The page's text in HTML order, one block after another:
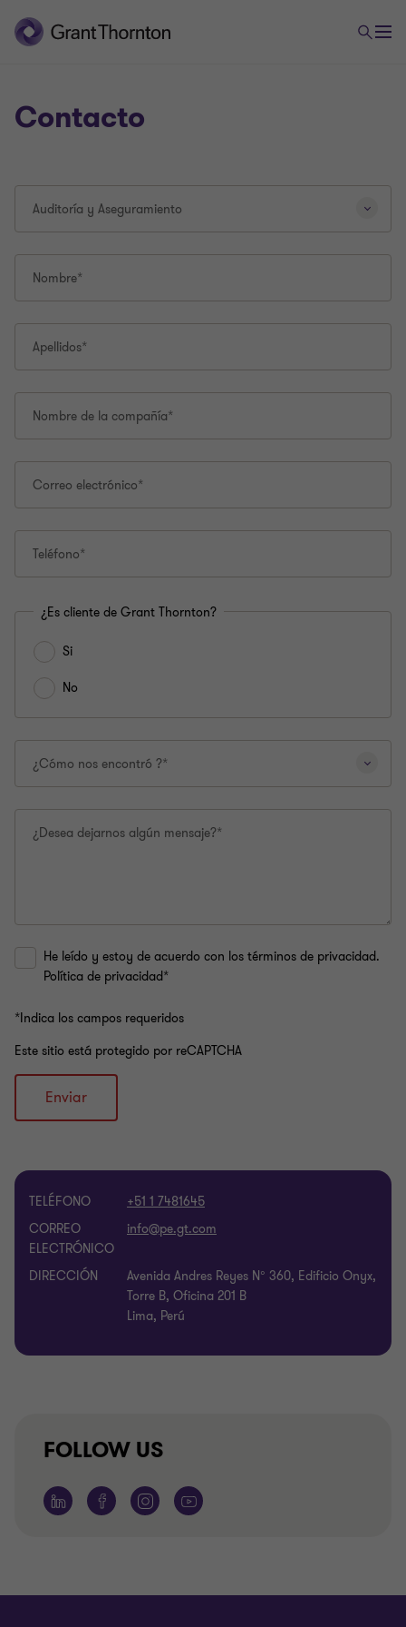
Contacto
seleccionar
un
tipo
volverá
a
cargar
esta
página.
Auditoría y Aseguramiento
Nombre*
Apellidos*
Nombre de la compañía*
Correo electrónico*
Teléfono*
¿Es cliente de Grant Thornton?
Si
No
¿Cómo nos encontró ?*
¿Desea dejarnos algún mensaje?*
He leído y estoy de acuerdo con los términos de privacidad.
Política de privacidad*
*Indica los campos requeridos
Este sitio está protegido por reCAPTCHA
Enviar
TELÉFONO
+51 1 7481645
CORREO
ELECTRÓNICO
DIRECCIÓN
Avenida Andres Reyes N° 360, Edificio Onyx,
Torre B, Oficina 201 B
Lima, Perú
FOLLOW US